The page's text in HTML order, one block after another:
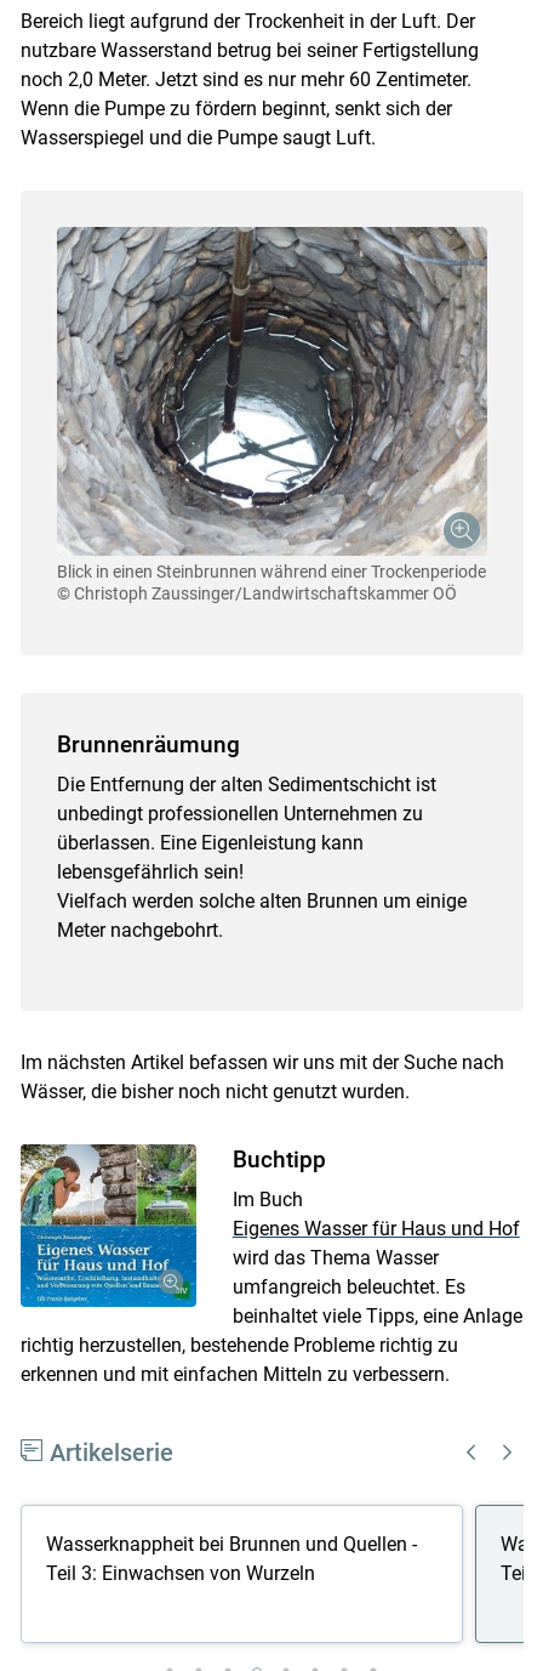
Bereich liegt aufgrund der Trockenheit in der Luft. Der
nutzbare Wasserstand betrug bei seiner Fertigstellung
noch 2,0 Meter. Jetzt sind es nur mehr 60 Zentimeter.
Wenn die Pumpe zu fördern beginnt, senkt sich der
Wasserspiegel und die Pumpe saugt Luft.
Blick in einen Steinbrunnen während einer Trockenperiode
© Christoph Zaussinger/Landwirtschaftskammer OÖ
Brunnenräumung
Die Entfernung der alten Sedimentschicht ist
unbedingt professionellen Unternehmen zu
überlassen. Eine Eigenleistung kann
lebensgefährlich sein!
Vielfach werden solche alten Brunnen um einige
Meter nachgebohrt.
Im nächsten Artikel befassen wir uns mit der Suche nach
Wässer, die bisher noch nicht genutzt wurden.
Buchtipp
Im Buch
Eigenes Wasser für Haus und Hof
wird das Thema Wasser
umfangreich beleuchtet. Es
beinhaltet viele Tipps, eine Anlage
richtig herzustellen, bestehende Probleme richtig zu
erkennen und mit einfachen Mitteln zu verbessern.
Artikelserie
Wasserknappheit bei Brunnen und Quellen -
Teil 3: Einwachsen von Wurzeln
Teil